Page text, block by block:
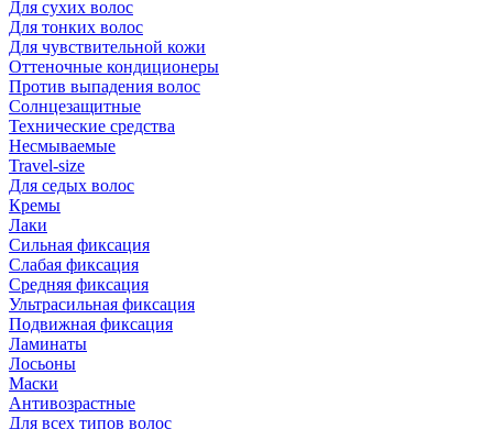
Для сухих волос
Для тонких волос
Для чувствительной кожи
Оттеночные кондиционеры
Против выпадения волос
Солнцезащитные
Технические средства
Несмываемые
Travel-size
Для седых волос
Кремы
Лаки
Сильная фиксация
Слабая фиксация
Средняя фиксация
Ультрасильная фиксация
Подвижная фиксация
Ламинаты
Лосьоны
Маски
Антивозрастные
Для всех типов волос